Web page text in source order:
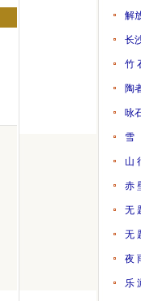
解
长
竹
陶
咏
雪
山
赤
无
无
夜
乐